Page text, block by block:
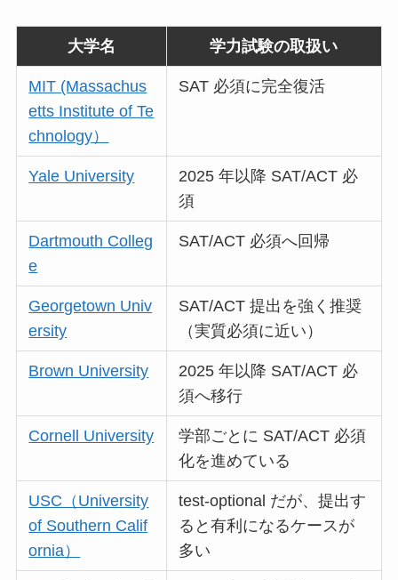
大学名 学力試験の取扱い
MIT (Massachus
etts Institute of Te
chnology）
SAT 必須に完全復活
Yale University
2025 年以降 SAT/ACT 必
須
Dartmouth Colleg
e
SAT/ACT 必須へ回帰
Georgetown Univ
ersity
SAT/ACT 提出を強く推奨
（実質必須に近い）
Brown University
2025 年以降 SAT/ACT 必
須へ移行
Cornell University
学部ごとに SAT/ACT 必須
化を進めている
USC（University
of Southern Calif
ornia）
test-optional だが、提出す
ると有利になるケースが
多い